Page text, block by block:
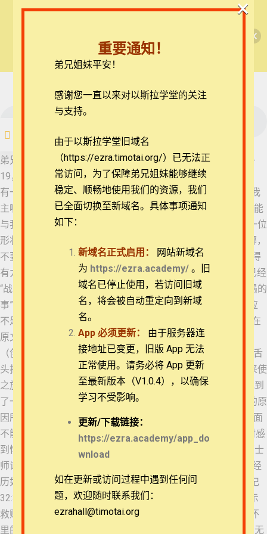
ezrahall@timotai.org
首页 每日读经/灵修 【西罗亚池灵修】但以理书
但以理书每日灵修
62 但以理书 10:15-
63 但以理书 10:20-
64 但以理书 11:2-4
65 但以理书 11:5-10
66 但以理书 11:11-
67 但以理书 11:20-
68 但以理书 11:25-
69 但以理书 11:29-
70 但以理书 11:36-
71 但以理书 11:40-
72 但以理书 12:1-3
弟兄姐妹平安。我们今天一起来思想的经文是但以理书10:15-
19，15 他向我这样说，我就脸面朝地，哑口无声。 16 不料，
有一位像人的摸我的嘴唇，我便开口向那站在我面前的说：“我
主啊，因见这异象我大大愁苦，毫无气力。 17 我主的仆人怎能
与我主说话呢？我一见异象就浑身无力，毫无气息。” 18 有一位
形状像人的又摸我，使我有力量。 19 他说：“大蒙眷爱的人哪，
不要惧怕，愿你平安，你总要坚强！”他一向我说话，我便觉得
有力量，说：“我主请说，因你使我有力量。” 此时的但以理已经
“战战兢兢地立起来”，但当神的使者要将“本国之民日后必遭遇的
事”、关乎“后来许多的日子”的异象传讲给他的时候，他的反应
不是在兴奋中期待，而是“脸面朝地，哑口无声”。“哑口无声”在
原文中的意思是“打结”，比如约瑟说梦中“我们在田里捆禾稼”
（创世记37:7）的“捆”。出于过度的精神压力，但以理产生了舌
头打结的生理反应，以至于对面的使者需要以手摸他的嘴唇来使
之放松。以此说明即使被神视为“大蒙眷爱”的但以理自感不配到
了一定地步，以至于无法开口说话，这或许正是他大蒙眷爱的原
因所在。 神曾对摩西说：“你不能看见我的面，因为人见我的面
不能存活”（出埃及记33:20）。参孙的父母意识到看见了神时感
到惧怕，玛挪亚对他的妻说：“我们必要死，因为看见了神”（士
师记13:22）。这也是为什么在毘努伊勒的雅各成为以色列的经
历如此特别——“我面对面见了神，我的性命仍得保全”（创世记
32:30），“我从前风闻有你，现在亲眼看见你”的约伯开始揭示
救赎的奥秘。约翰福音1:18说“从来没有人看见神，只有在父怀
里的独生子将他表明出来。”看见异象的但以理，虽然“就浑身无
团体报名及课程定制咨询：ezrahall@timotai.org
退换政策
隐私策略
常见问题
APP下载
联系我们
关于我们
Copyright © 2022-2026 Timothy Training International,
重要通知！
弟兄姐妹平安！
感谢您一直以来对以斯拉学堂的关注
与支持。
由于以斯拉学堂旧域名
（https://ezra.timotai.org/）已无法正
常访问， 为了保障弟兄姐妹能够继续
稳定、顺畅地使用我们的资源，我们
已全面切换至新域名。具体事项通知
如下：
新域名正式启用：
网站新域名
为 https://ezra.academy/ 。旧
域名已停止使用，若访问旧域
名，将会被自动重定向到新域
名。
App必须更新：
由于服务器连
接地址已变更，旧版 App 无法
正常使用。请务必将 App 更新
至最新版本（V1.0.4），以确保
学习不受影响。
更新/下载链接：
https://ezra.academy/app_do
wnload
如在更新或访问过程中遇到任何问
题，欢迎随时联系我们：
ezrahall@timotai.org
×
查看课程